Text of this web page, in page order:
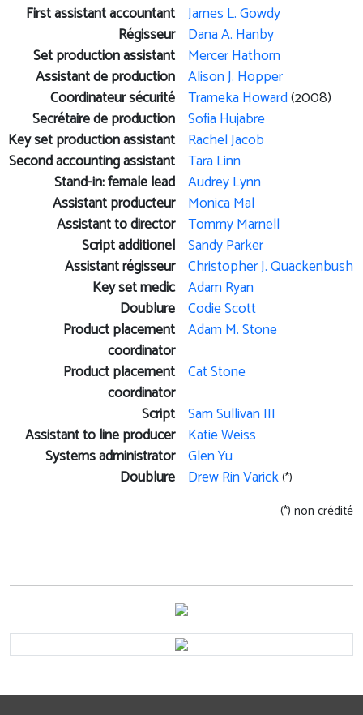
First assistant accountant James L. Gowdy
Régisseur Dana A. Hanby
Set production assistant Mercer Hathorn
Assistant de production Alison J. Hopper
Coordinateur sécurité Trameka Howard(2008)
Secrétaire de production Sofia Hujabre
Key set production assistant Rachel Jacob
Second accounting assistant Tara Linn
Stand-in: female lead Audrey Lynn
Assistant producteur Monica Mal
Assistant to director Tommy Marnell
Script additionel Sandy Parker
Assistant régisseur Christopher J. Quackenbush
Key set medic Adam Ryan
Doublure Codie Scott
Product placement
coordinator
Adam M. Stone
Product placement
coordinator
Cat Stone
Script Sam Sullivan III
Assistant to line producer Katie Weiss
Systems administrator Glen Yu
Doublure Drew Rin Varick(*)
(*) non crédité